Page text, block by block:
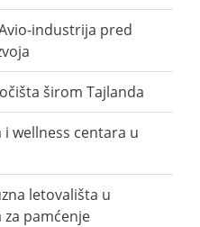
industrija pred
širom Tajlanda
wellness centara u
letovališta u
za pamćenje